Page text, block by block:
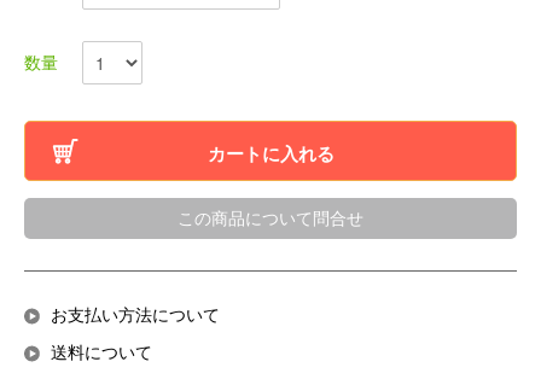
数量
カートに入れる
この商品について問合せ
お支払い方法について
送料について